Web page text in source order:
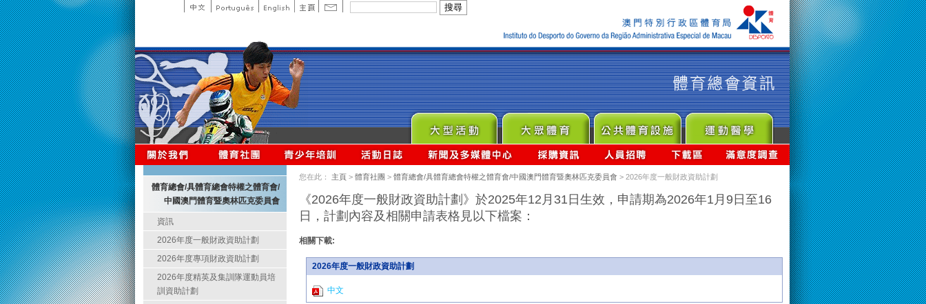
體育總會/具體育總會特權之體育會/
中國澳門體育暨奧林匹克委員會
資訊
2026年度一般財政資助計劃
2026年度專項財政資助計劃
2026年度精英及集訓隊運動員培
訓資助計劃
您在此： 主頁 > 體育社團 > 體育總會/具體育總會特權之體育會/中國澳門體育暨奧林匹克委員會 > 2026年度一般財政資助計劃
《2026年度一般財政資助計劃》於2025年12月31日生效，申請期為2026年1月9日至16
日，計劃內容及相關申請表格見以下檔案：
相關下載:
2026年度一般財政資助計劃
中文